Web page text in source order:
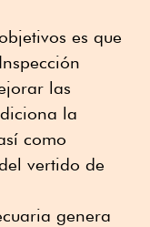
es que
las
la
como
vertido de
genera